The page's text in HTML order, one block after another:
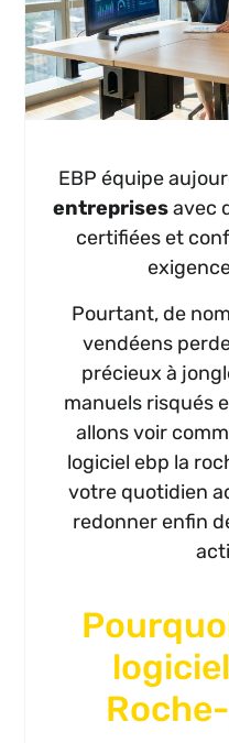
EBP équipe
entreprisesavec
certifiées et
Pourtant, de
vendéens
précieux à
manuels risqués
allons voir
logiciel ebp la
votre quotidien
redonner enfin